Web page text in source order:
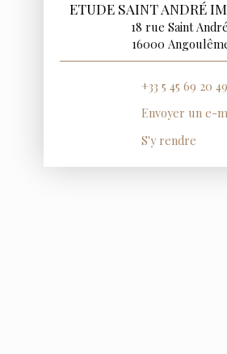
ETUDE SAINT ANDRÉ
18 rue Saint André
16000
+33 5 45 69 20 49
Envoyer un e-
S'y rendre